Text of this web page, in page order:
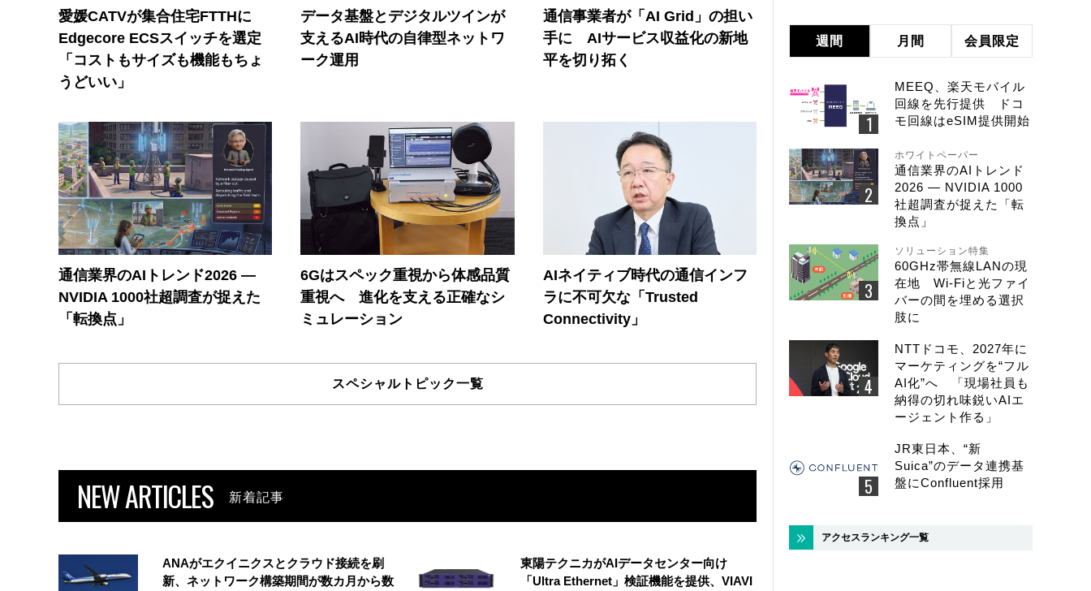
愛媛CATVが集合住宅FTTHに
Edgecore ECSスイッチを選定
「コストもサイズも機能もちょ
うどいい」
データ基盤とデジタルツインが
支えるAI時代の自律型ネットワ
ーク運用
通信事業者が「AI Grid」の担い
手に AIサービス収益化の新地
平を切り拓く
通信業界のAIトレンド2026 ―
NVIDIA 1000社超調査が捉えた
「転換点」
6Gはスペック重視から体感品質
重視へ 進化を支える正確なシ
ミュレーション
AIネイティブ時代の通信インフ
ラに不可欠な「Trusted
Connectivity」
スペシャルトピック一覧
NEW ARTICLES 新着記事
ANAがエクイニクスとクラウド接続を刷
新、ネットワーク構築期間が数カ月から数
東陽テクニカがAIデータセンター向け
「Ultra Ethernet」検証機能を提供、VIAVI
週間 月間 会員限定
MEEQ、楽天モバイル
回線を先行提供 ドコ
モ回線はeSIM提供開始
ホワイトペーパー
通信業界のAIトレンド
2026 ― NVIDIA 1000
社超調査が捉えた「転
換点」
ソリューション特集
60GHz帯無線LANの現
在地 Wi-Fiと光ファイ
バーの間を埋める選択
肢に
NTTドコモ、2027年に
マーケティングを“フル
AI化”へ 「現場社員も
納得の切れ味鋭いAIエ
ージェント作る」
JR東日本、“新
Suica”のデータ連携基
盤にConfluent採用
アクセスランキング一覧